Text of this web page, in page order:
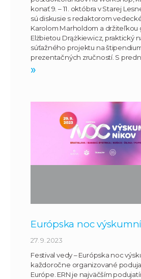
konať 9. – 11. októbra v Starej
sú diskusie s redaktorom
Karolom Marholdom a držiteľkou
Elżbietou Drążkiewicz, praktický
súťažného projektu na
prezentačných zručností. S
»
Európska noc
27. 9. 2023
Festival vedy – Európska noc
každoročne organizované
Európe. ERN je najväčším